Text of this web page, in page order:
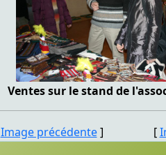
Ventes sur le stand de
Image précédente] [